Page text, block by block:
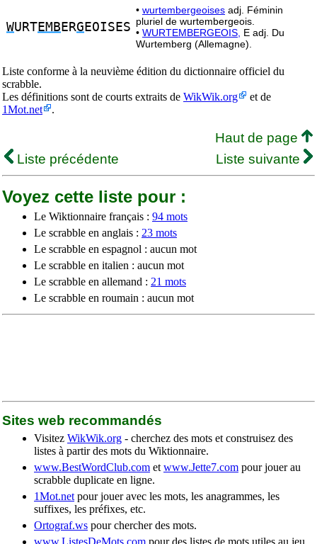
WURTEMB ERG EOISES
• wurtembergeoises adj. Féminin
pluriel de wurtembergeois.
• WURTEMBERGEOIS, E adj. Du
Wurtemberg (Allemagne).
Liste conforme à la neuvième édition du dictionnaire officiel du
scrabble.
Les définitions sont de courts extraits de WikWik.org
et de
1Mot.net
.
Haut de page
Liste précédente
Liste suivante
Voyez cette liste pour :
Le Wiktionnaire français : 94 mots
Le scrabble en anglais : 23 mots
Le scrabble en espagnol : aucun mot
Le scrabble en italien : aucun mot
Le scrabble en allemand : 21 mots
Le scrabble en roumain : aucun mot
Sites web recommandés
Visitez WikWik.org - cherchez des mots et construisez des
listes à partir des mots du Wiktionnaire.
www.BestWordClub.com et www.Jette7.com pour jouer au
scrabble duplicate en ligne.
1Mot.net pour jouer avec les mots, les anagrammes, les
suffixes, les préfixes, etc.
Ortograf.ws pour chercher des mots.
www.ListesDeMots.com pour des listes de mots utiles au jeu